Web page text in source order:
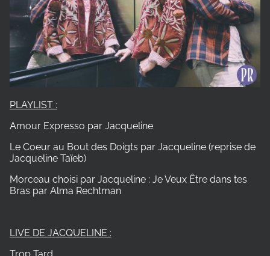
PLAYLIST :
Amour Expresso par Jacqueline
Le Coeur au Bout des Doigts par Jacqueline (reprise de
Jacqueline Taïeb)
Morceau choisi par Jacqueline : Je Veux Être dans tes
Bras par Alma Rechtman
LIVE DE JACQUELINE :
Trop Tard